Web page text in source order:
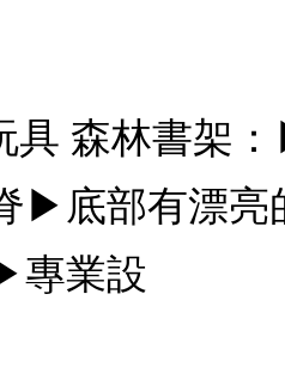
具 森林書架
▶底部有漂亮
專業設